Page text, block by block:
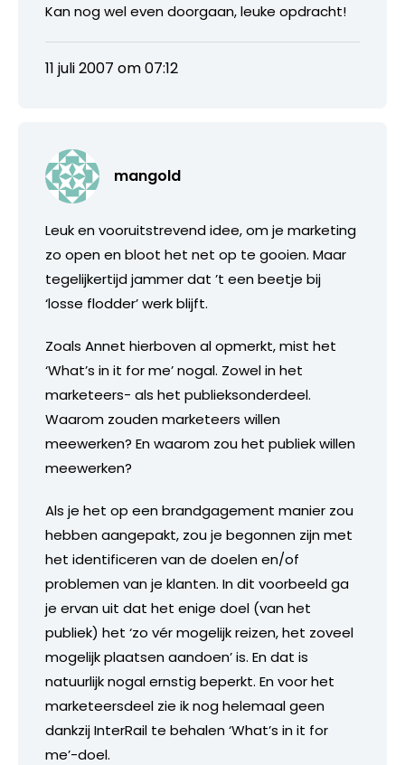
Kan nog wel even doorgaan, leuke opdracht!
11 juli 2007 om 07:12
mangold
Leuk en vooruitstrevend idee, om je marketing
zo open en bloot het net op te gooien. Maar
tegelijkertijd jammer dat ’t een beetje bij
‘losse flodder’ werk blijft.
Zoals Annet hierboven al opmerkt, mist het
‘What’s in it for me’ nogal. Zowel in het
marketeers- als het publieksonderdeel.
Waarom zouden marketeers willen
meewerken? En waarom zou het publiek willen
meewerken?
Als je het op een brandgagement manier zou
hebben aangepakt, zou je begonnen zijn met
het identificeren van de doelen en/of
problemen van je klanten. In dit voorbeeld ga
je ervan uit dat het enige doel (van het
publiek) het ‘zo vér mogelijk reizen, het zoveel
mogelijk plaatsen aandoen’ is. En dat is
natuurlijk nogal ernstig beperkt. En voor het
marketeersdeel zie ik nog helemaal geen
dankzij InterRail te behalen ‘What’s in it for
me’-doel.